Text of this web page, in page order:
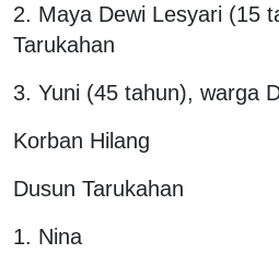
2. Maya Dewi Lesyari (15
Tarukahan
3. Yuni (45 tahun), warga
Korban Hilang
Dusun Tarukahan
1. Nina